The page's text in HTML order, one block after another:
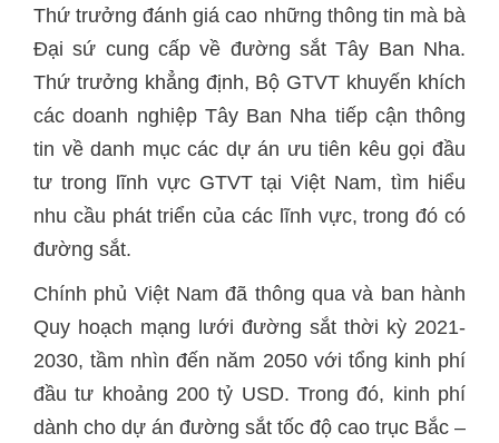
Thứ trưởng đánh giá cao những thông tin mà bà
Đại sứ cung cấp về đường sắt Tây Ban Nha.
Thứ trưởng khẳng định, Bộ GTVT khuyến khích
các doanh nghiệp Tây Ban Nha tiếp cận thông
tin về danh mục các dự án ưu tiên kêu gọi đầu
tư trong lĩnh vực GTVT tại Việt Nam, tìm hiểu
nhu cầu phát triển của các lĩnh vực, trong đó có
đường sắt.
Chính phủ Việt Nam đã thông qua và ban hành
Quy hoạch mạng lưới đường sắt thời kỳ 2021-
2030, tầm nhìn đến năm 2050 với tổng kinh phí
đầu tư khoảng 200 tỷ USD. Trong đó, kinh phí
dành cho dự án đường sắt tốc độ cao trục Bắc –